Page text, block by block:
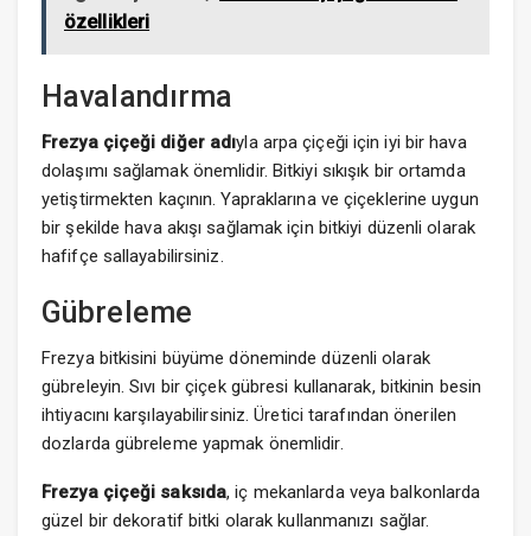
özellikleri
Havalandırma
Frezya çiçeği diğer adıyla arpa çiçeği için iyi bir hava
dolaşımı sağlamak önemlidir. Bitkiyi sıkışık bir ortamda
yetiştirmekten kaçının. Yapraklarına ve çiçeklerine uygun
bir şekilde hava akışı sağlamak için bitkiyi düzenli olarak
hafifçe sallayabilirsiniz.
Gübreleme
Frezya bitkisini büyüme döneminde düzenli olarak
gübreleyin. Sıvı bir çiçek gübresi kullanarak, bitkinin besin
ihtiyacını karşılayabilirsiniz. Üretici tarafından önerilen
dozlarda gübreleme yapmak önemlidir.
Frezya çiçeği saksıda, iç mekanlarda veya balkonlarda
güzel bir dekoratif bitki olarak kullanmanızı sağlar.